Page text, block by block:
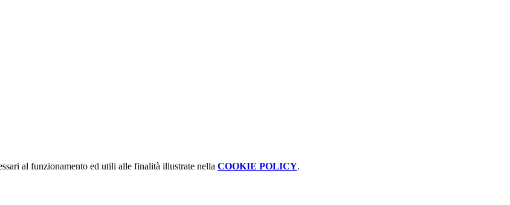
al funzionamento ed utili alle finalità illustrate nella COOKIE POLICY.